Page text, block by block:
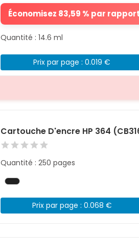
Économisez 83,59 % par
Quantité : 14.6 ml
Prix par page : 0.019 €
Cartouche D'encre HP 364
Quantité : 250 pages
Prix par page : 0.068 €